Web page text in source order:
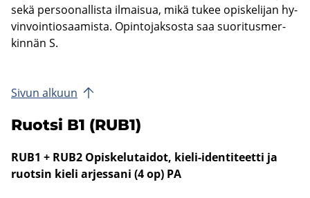
sekä per­soo­nal­lis­ta il­mai­sua, mikä tukee opis­ke­li­jan hy­
vin­voin­tio­saa­mis­ta. Opin­to­jak­sos­ta saa suo­ri­tus­mer­
kin­nän S.
Sivun al­kuun
Ruot­si B1 (RUB1)
RUB1 + RUB2 Opis­ke­lu­tai­dot, kieli-​identiteetti ja
ruot­sin kieli ar­jes­sa­ni (4 op) PA